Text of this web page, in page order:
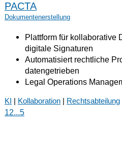
PACTA
Dokumentenerstellung
Plattform für kollaborative
digitale Signaturen
Automatisiert rechtliche
datengetrieben
Legal Operations
KI Kollaboration Rechtsabteilung
12...5